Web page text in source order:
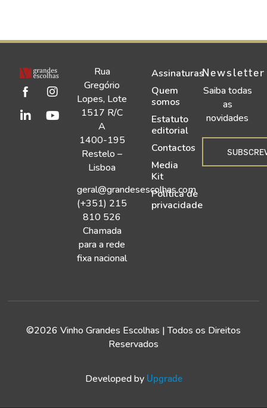
Rua
Gregório
Lopes, Lote
1517 R/C
A
1400-195
Restelo –
Lisboa
geral@grandesescolhas.com
(+351) 215
810 526
Chamada
para a rede
fixa nacional
Assinaturas
Quem
somos
Estatuto
editorial
Contactos
Media
Kit
Política de
privacidade
Newsletter
Saiba todas
as
novidades
©2026 Vinho Grandes Escolhas | Todos os Direitos
Reservados
Developed by Upgrade